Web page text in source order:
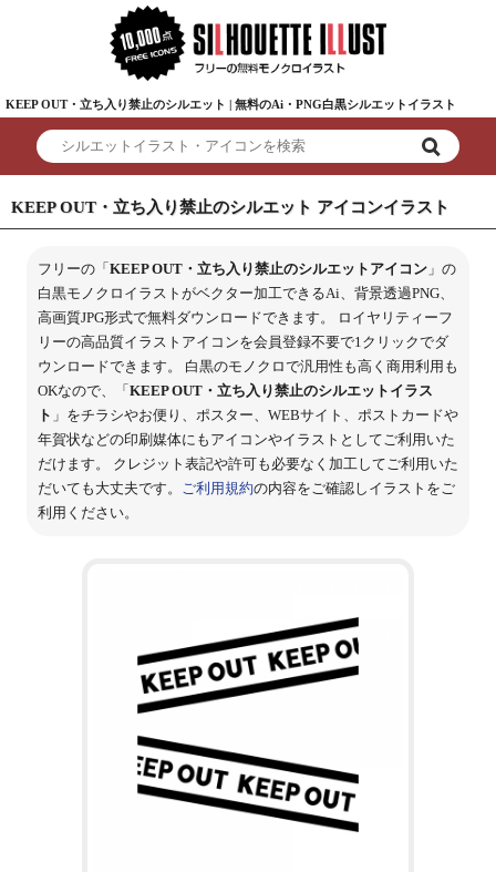
KEEP OUT・立ち入り禁止のシルエット | 無料のAi・PNG白黒シルエットイラスト
KEEP OUT・立ち入り禁止のシルエット アイコンイラスト
フリーの「 KEEP OUT・立ち入り禁止のシルエットアイコン」の
白黒モノクロイラストがベクター加工できるAi、背景透過PNG、
高画質JPG形式で無料ダウンロードできます。 ロイヤリティーフ
リーの高品質イラストアイコンを会員登録不要で1クリックでダ
ウンロードできます。 白黒のモノクロで汎用性も高く商用利用も
OKなので、「 KEEP OUT・立ち入り禁止のシルエットイラス
ト 」をチラシやお便り、ポスター、WEBサイト、ポストカードや
年賀状などの印刷媒体にもアイコンやイラストとしてご利用いた
だけます。 クレジット表記や許可も必要なく加工してご利用いた
だいても大丈夫です。 ご利用規約の内容をご確認しイラストをご
利用ください。